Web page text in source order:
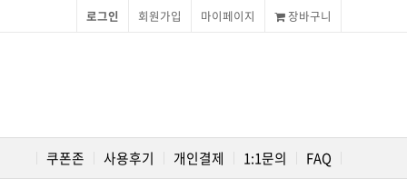
장바구니
마이페이지
회원가입
로그인
FAQ
1:1문의
개인결제
사용후기
쿠폰존